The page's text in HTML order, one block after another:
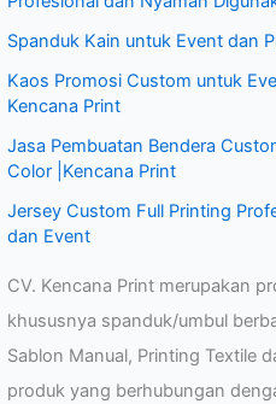
Spanduk Kain untuk Event dan
Kaos Promosi Custom untuk
Kencana Print
Jasa Pembuatan Bendera
Color |Kencana Print
Jersey Custom Full Printing
dan Event
CV. Kencana Print merupakan
khususnya spanduk/umbul
Sablon Manual, Printing Textile
produk yang berhubungan